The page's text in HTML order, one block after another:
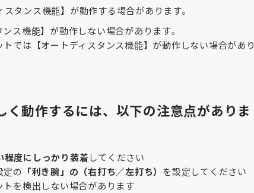
タンス機能】が動作する場合があります。
ス機能】が動作しない場合があります。
では【オートディスタンス機能】が動作しない場合があり
く動作するには、以下の注意点がありま
度にしっかり装着してください
定の 「利き腕」の（右打ち／左打ち） を設定してください
を検出しない場合があります